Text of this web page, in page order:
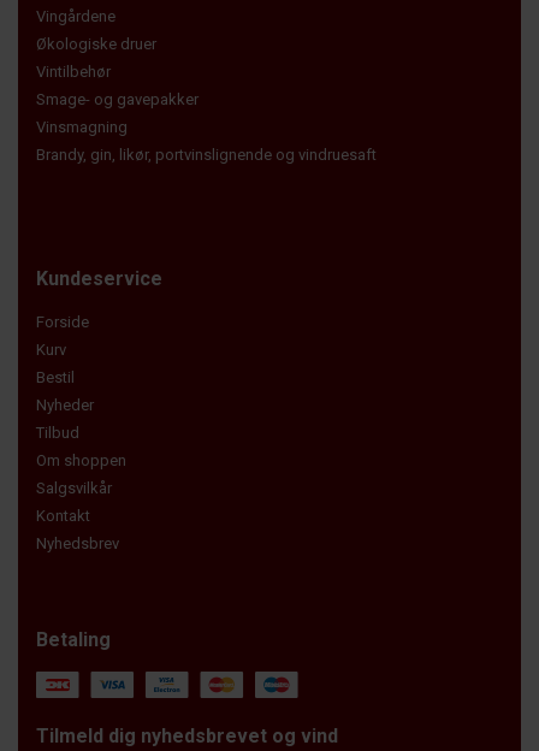
Vingårdene
Økologiske druer
Vintilbehør
Smage- og gavepakker
Vinsmagning
Brandy, gin, likør, portvinslignende og vindruesaft
Kundeservice
Forside
Kurv
Bestil
Nyheder
Tilbud
Om shoppen
Salgsvilkår
Kontakt
Nyhedsbrev
Betaling
Tilmeld dig nyhedsbrevet og vind